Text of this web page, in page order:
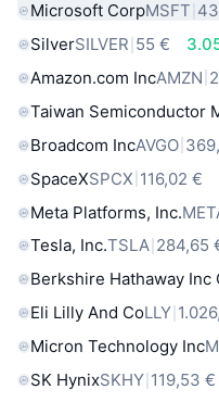
Microsoft CorpMSFT
SilverSILVER 55 €
Amazon.com IncAMZN
Taiwan Semiconductor
Broadcom IncAVGO
SpaceXSPCX 116,02 €
Meta Platforms, Inc.
Tesla, Inc.TSLA 284,65
Berkshire Hathaway Inc
Eli Lilly And CoLLY
Micron Technology Inc
SK HynixSKHY 119,53 €